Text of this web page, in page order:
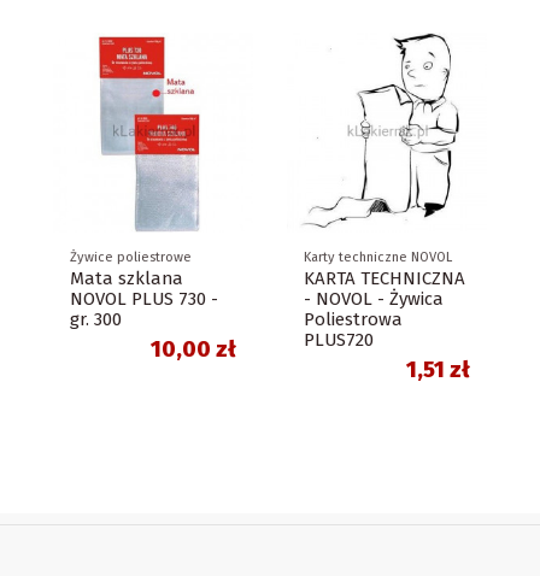
Żywice poliestrowe
Mata szklana
NOVOL PLUS 730 -
gr. 300
10,00 zł
Karty techniczne NOVOL
KARTA TECHNICZNA
- NOVOL - Żywica
Poliestrowa
PLUS720
1,51 zł